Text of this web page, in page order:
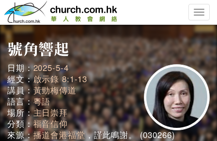
Toggle
日期：2025-5-4
經文：啟示錄 8:1-13
講員： 黃勁梅傳道
語言：粵語
場所：主日崇拜
分類：福音信仰
來源：播道會港福堂，謹此鳴謝。 (030266)